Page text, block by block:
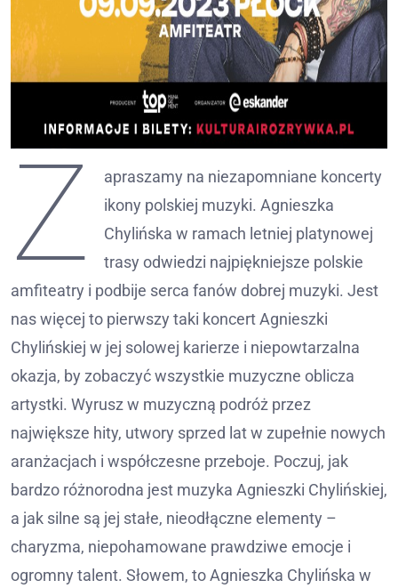
Z
apraszamy na niezapomniane koncerty
ikony polskiej muzyki. Agnieszka
Chylińska w ramach letniej platynowej
trasy odwiedzi najpiękniejsze polskie
amfiteatry i podbije serca fanów dobrej muzyki. Jest
nas więcej to pierwszy taki koncert Agnieszki
Chylińskiej w jej solowej karierze i niepowtarzalna
okazja, by zobaczyć wszystkie muzyczne oblicza
artystki. Wyrusz w muzyczną podróż przez
największe hity, utwory sprzed lat w zupełnie nowych
aranżacjach i współczesne przeboje. Poczuj, jak
bardzo różnorodna jest muzyka Agnieszki Chylińskiej,
a jak silne są jej stałe, nieodłączne elementy –
charyzma, niepohamowane prawdziwe emocje i
ogromny talent. Słowem, to Agnieszka Chylińska w